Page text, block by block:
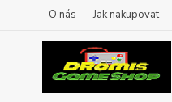
O nás Jak nakupovat